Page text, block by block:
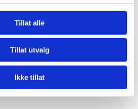
Tillat alle
Tillat utvalg
Ikke tillat
du kan unngå informasjonskapsler kan du
.